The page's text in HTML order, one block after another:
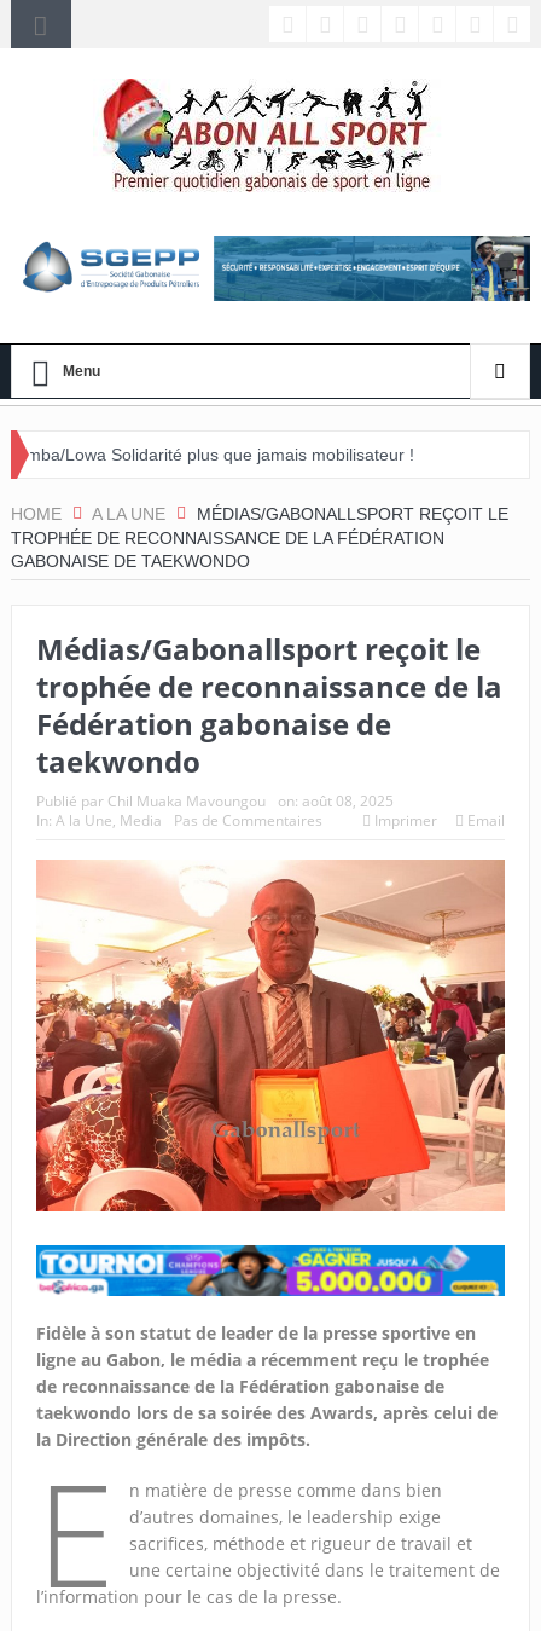
Menu
plus que jamais mobilisateur !
HOME A LA UNE
MÉDIAS/GABONALLSPORT REÇOIT LE
TROPHÉE DE RECONNAISSANCE DE LA FÉDÉRATION
GABONAISE DE TAEKWONDO
Médias/Gabonallsport reçoit le
trophée de reconnaissance de la
Fédération gabonaise de
taekwondo
Publié par Chil Muaka Mavoungou on: août 08, 2025
In: A la Une, Media Pas de Commentaires Imprimer Email
Fidèle à son statut de leader de la presse sportive en
ligne au Gabon, le média a récemment reçu le trophée
de reconnaissance de la Fédération gabonaise de
taekwondo lors de sa soirée des Awards, après celui de
la Direction générale des impôts.
E
n matière de presse comme dans bien
d’autres domaines, le leadership exige
sacrifices, méthode et rigueur de travail et
une certaine objectivité dans le traitement de
l’information pour le cas de la presse.